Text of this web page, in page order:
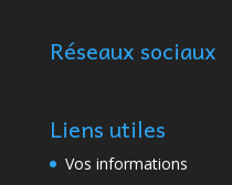
Réseaux sociaux
Liens utiles
Vos informations